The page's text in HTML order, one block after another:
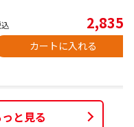
2,835
カートに入れる
と見る